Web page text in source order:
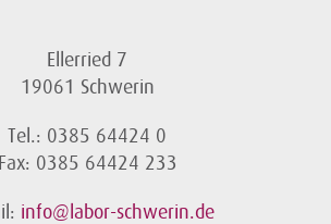
Ellerried 7
19061 Schwerin
Tel.: 0385 64424 0
Fax: 0385 64424 233
info@labor-schwerin.de